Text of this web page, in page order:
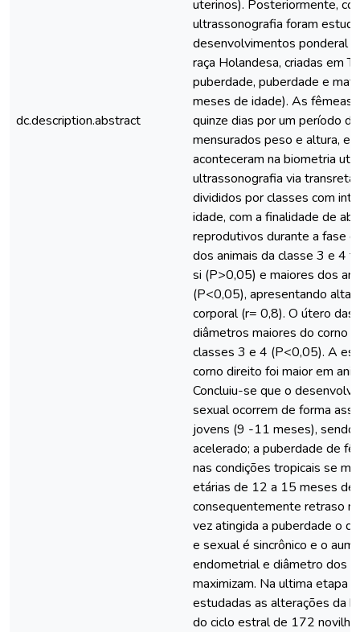
dc.description.abstract
uterinos). Posteriormente,
ultrassonografia foram
desenvolvimentos ponderal
raça Holandesa, criadas em
puberdade, puberdade e
meses de idade). As fêmeas
quinze dias por um período
mensurados peso e altura, e
aconteceram na biometria
ultrassonografia via
divididos por classes com
idade, com a finalidade de
reprodutivos durante a fase
dos animais da classe 3 e 4
si (P>0,05) e maiores dos
(P<0,05), apresentando alta
corporal (r= 0,8). O útero das
diâmetros maiores do corno
classes 3 e 4 (P<0,05). A
corno direito foi maior em
Concluiu-se que o
sexual ocorrem de forma
jovens (9 -11 meses), sendo
acelerado; a puberdade de
nas condições tropicais se
etárias de 12 a 15 meses de
consequentemente retraso
vez atingida a puberdade o
e sexual é sincrônico e o
endometrial e diâmetro dos
maximizam. Na ultima etapa
estudadas as alterações da
do ciclo estral de 172